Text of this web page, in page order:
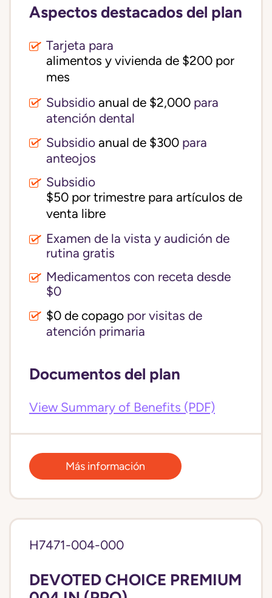
Aspectos destacados del plan
Tarjeta para
alimentos y vivienda de $200 por
mes
Subsidio anual de $2,000 para
atención dental
Subsidio anual de $300 para
anteojos
Subsidio
$50 por trimestre para artículos de
venta libre
Examen de la vista y audición de
rutina gratis
Medicamentos con receta desde
$0
$0 de copago por visitas de
atención primaria
Documentos del plan
View Summary of Benefits (PDF)
Más información
H7471-004-000
DEVOTED CHOICE PREMIUM